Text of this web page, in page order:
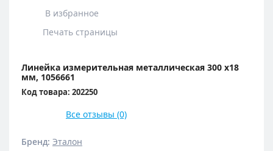
В избранное
Печать страницы
Линейка измерительная металлическая 300 х18
мм, 1056661
Код товара: 202250
Все отзывы (0)
Бренд: Эталон